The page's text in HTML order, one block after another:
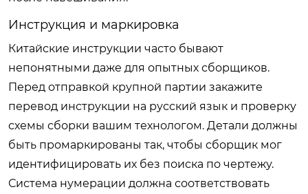
Инструкция и маркировка
Китайские инструкции часто бывают
непонятными даже для опытных сборщиков.
Перед отправкой крупной партии закажите
перевод инструкции на русский язык и проверку
схемы сборки вашим технологом. Детали должны
быть промаркированы так, чтобы сборщик мог
идентифицировать их без поиска по чертежу.
Система нумерации должна соответствовать